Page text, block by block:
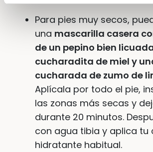
Para pies muy secos,
una mascarilla casera
de un pepino bien
cucharadita de miel y
cucharada de zumo de
Aplícala por todo el pie,
las zonas más secas y
durante 20 minutos.
con agua tibia y aplica tu
hidratante habitual.